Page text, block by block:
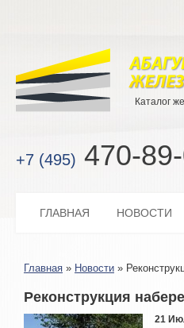
Каталог
+7 (495) 470-
ГЛАВНАЯ НОВОСТИ
Главная » Новости »
Реконструкция
21